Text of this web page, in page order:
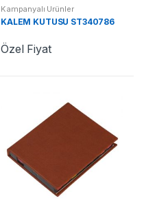
Kampanyalı Ürünler
KALEM KUTUSU ST340786
Özel Fiyat